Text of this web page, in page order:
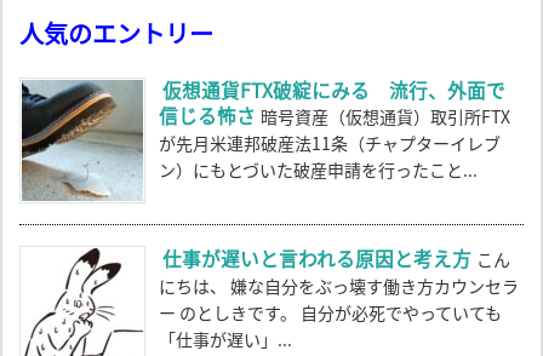
人気のエントリー
仮想通貨FTX破綻にみる 流行、外面で
信じる怖さ 暗号資産（仮想通貨）取引所FTX
が先月米連邦破産法11条（チャプターイレブ
ン）にもとづいた破産申請を行ったこと...
仕事が遅いと言われる原因と考え方 こん
にちは、 嫌な自分をぶっ壊す働き方カウンセラ
ー のとしきです。 自分が必死でやっていても
「仕事が遅い」...